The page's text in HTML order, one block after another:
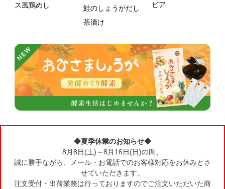
ス風鶏めし
鮭のしょうがだし
茶漬け
ビア
◆夏季休業のお知らせ◆
8月8日(土)～8月16日(日)の間、
誠に勝手ながら、メール・お電話でのお客様対応をお休みとさ
せていただきます。
注文受付・出荷業務は行っておりますのでご注文いただいた商